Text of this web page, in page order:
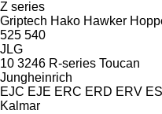
Z series
Griptech Hako Hawker
525 540
JLG
10 3246 R-series Toucan
Jungheinrich
EJC EJE ERC ERD ERV
Kalmar